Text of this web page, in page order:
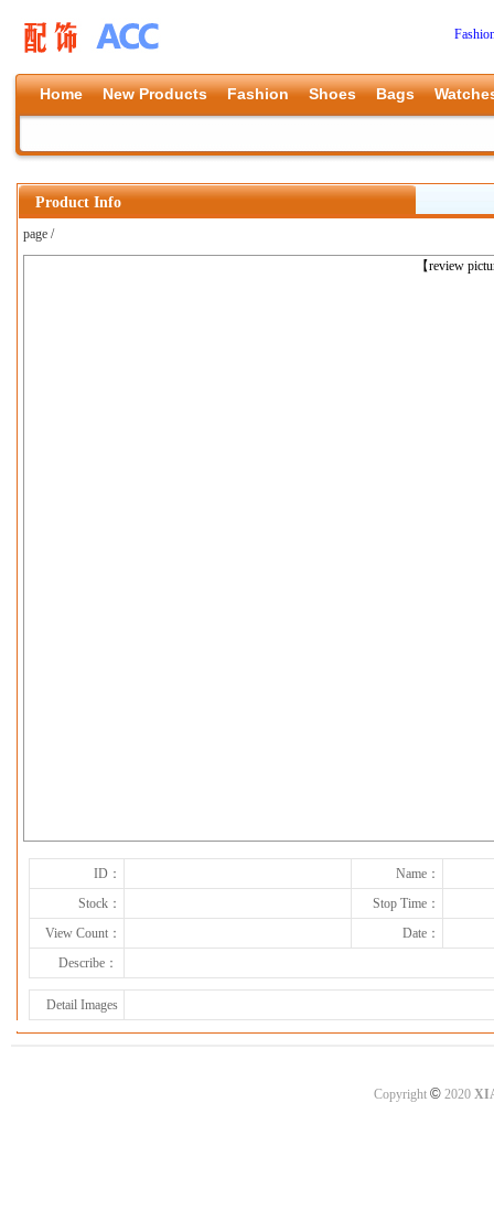
Home New Products Fashion Shoes Bags
Product Info
page /
【review
上一张
ID：
Name：
Stock：
Stop Time：
View Count：
Date：
Describe：
Detail Images
Copyright ©2020